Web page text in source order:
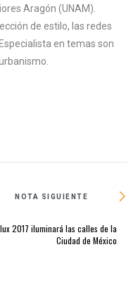
Aragón (UNAM).
de estilo, las redes
en temas son
NOTA SIGUIENTE
2017 iluminará las calles de la
Ciudad de México